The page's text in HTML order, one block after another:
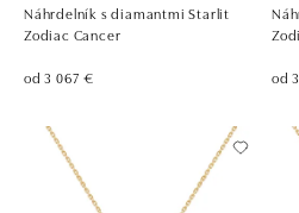
Náhrdelník s diamantmi Starlit
Zodiac Cancer
od 3 067 € od